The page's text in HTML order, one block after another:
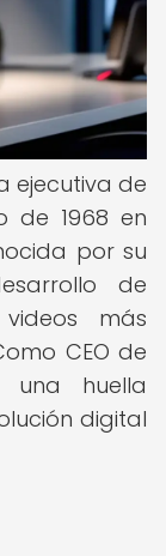
ejecutiva de
de 1968 en
por su
de
más
CEO de
una huella
digital